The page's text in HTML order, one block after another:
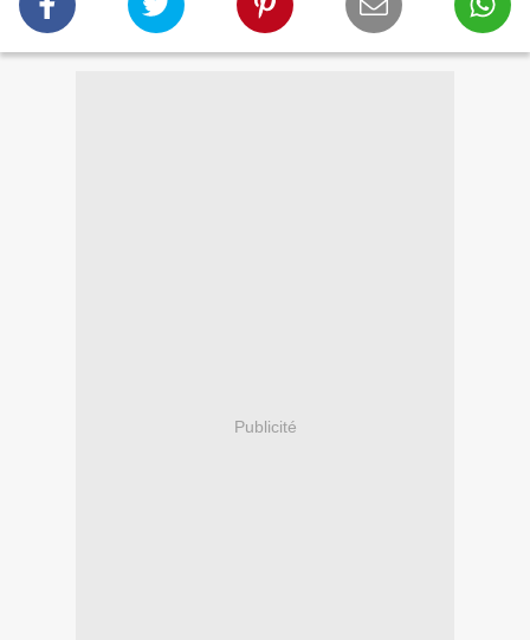
Publicité